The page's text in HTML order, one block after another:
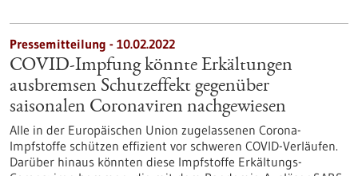
Pressemitteilung - 10.02.2022
COVID-Impfung könnte Erkältungen
ausbremsen Schutzeffekt gegenüber
saisonalen Coronaviren nachgewiesen
Alle in der Europäischen Union zugelassenen Corona-
Impfstoffe schützen effizient vor schweren COVID-Verläufen.
Darüber hinaus könnten diese Impfstoffe Erkältungs-